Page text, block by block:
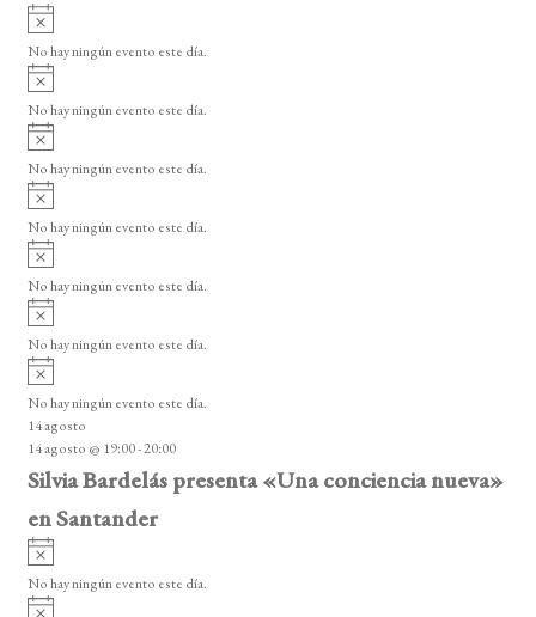
e
E
v
e
n
t
o
s
o
A
v
i
o
No hay ningún evento este día.
A
v
i
o
No hay ningún evento este día.
A
v
i
o
No hay ningún evento este día.
A
v
i
o
No hay ningún evento este día.
A
v
i
o
No hay ningún evento este día.
A
v
i
o
No hay ningún evento este día.
A
v
i
s
o
No hay ningún evento este día.
14 agosto
14 agosto @ 19:00-20:00
Silvia Bardelás presenta «Una conciencia nueva»
en Santander
A
v
i
No hay ningún evento este día.
A